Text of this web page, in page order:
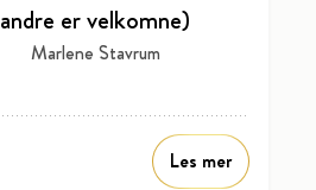
andre er velkomne)
Marlene Stavrum
Les mer